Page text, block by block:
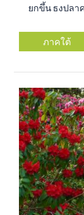
ยกขึ้น ธงปลา
ภาคใต้